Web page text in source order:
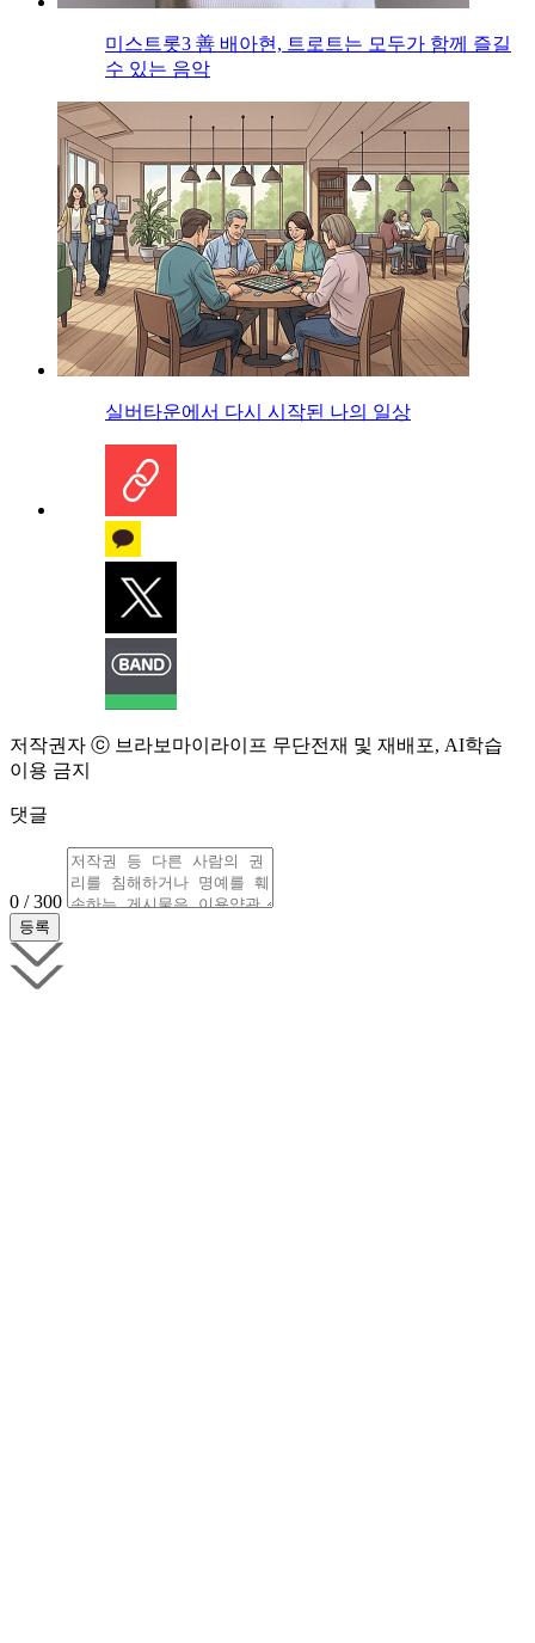
미스트롯3 善 배아현, 트로트는 모두가 함께 즐길
수 있는 음악
실버타운에서 다시 시작된 나의 일상
저작권자 ⓒ 브라보마이라이프 무단전재 및 재배포, AI학습
이용 금지
댓글
0 / 300